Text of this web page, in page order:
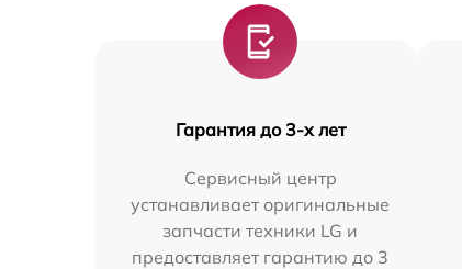
Гарантия до 3-х лет
Сервисный центр
устанавливает оригинальные
запчасти техники LG и
предоставляет гарантию до 3